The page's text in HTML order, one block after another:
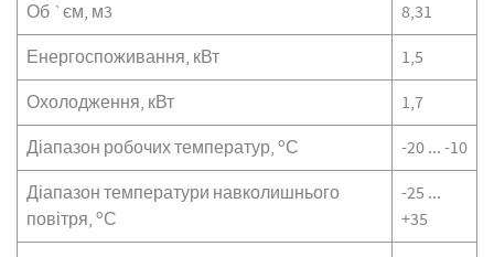
Об `єм, м3 8,31
Енергоспоживання, кВт 1,5
Охолодження, кВт 1,7
Діапазон робочих температур, oС -20 ... -10
Діапазон температури навколишнього
повітря, oС
-25 ...
+35